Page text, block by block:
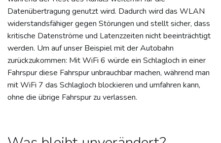
Datenübertragung genutzt wird. Dadurch wird das WLAN
widerstandsfähiger gegen Störungen und stellt sicher, dass
kritische Datenströme und Latenzzeiten nicht beeinträchtigt
werden. Um auf unser Beispiel mit der Autobahn
zurückzukommen: Mit WiFi 6 würde ein Schlagloch in einer
Fahrspur diese Fahrspur unbrauchbar machen, während man
mit WiFi 7 das Schlagloch blockieren und umfahren kann,
ohne die übrige Fahrspur zu verlassen.